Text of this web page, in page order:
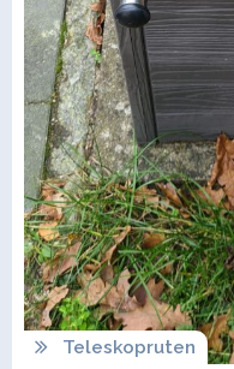
Teleskopruten